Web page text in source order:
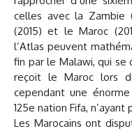
celles avec la Zambie
(2015) et le Maroc
l’Atlas peuvent
fin par le Malawi, qui se
reçoit le Maroc lors
cependant une
125e nation Fifa, n’ayant
Les Marocains ont